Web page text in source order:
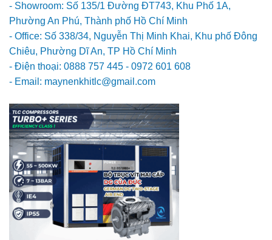
- Showroom: Số 135/1 Đường ĐT743, Khu Phố 1A,
Phường An Phú, Thành phố Hồ Chí Minh
- Office: Số 338/34, Nguyễn Thị Minh Khai, Khu phố Đông
Chiêu, Phường Dĩ An, TP Hồ Chí Minh
- Điện thoại: 0888 757 445 - 0972 601 608
- Email: maynenkhitlc@gmail.com